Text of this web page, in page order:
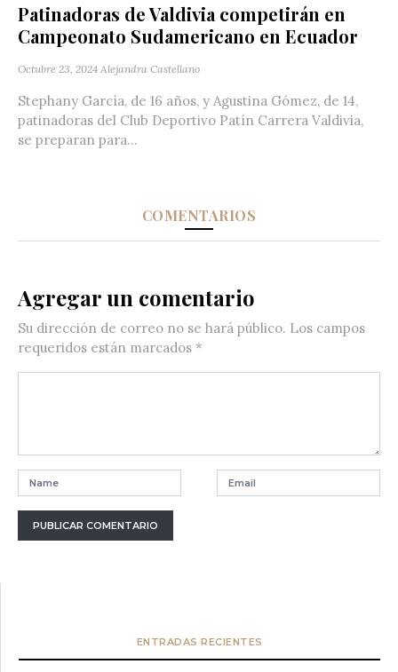
Patinadoras de Valdivia competirán en
Campeonato Sudamericano en Ecuador
Octubre 23, 2024 Alejandra Castellano
Stephany García, de 16 años, y Agustina Gómez, de 14,
patinadoras del Club Deportivo Patín Carrera Valdivia,
se preparan para...
COMENTARIOS
Agregar un comentario
Su dirección de correo no se hará público. Los campos
requeridos están marcados *
ENTRADAS RECIENTES